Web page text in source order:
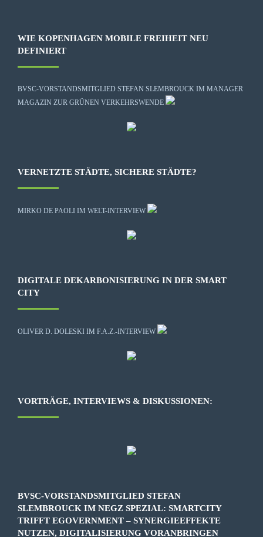
WIE KOPENHAGEN MOBILE FREIHEIT NEU
DEFINIERT
BVSC-VORSTANDSMITGLIED STEFAN SLEMBROUCK IM MANAGER
MAGAZIN ZUR GRÜNEN VERKEHRSWENDE
VERNETZTE STÄDTE, SICHERE STÄDTE?
MIRKO DE PAOLI IM WELT-INTERVIEW
DIGITALE DEKARBONISIERUNG IN DER SMART
CITY
OLIVER D. DOLESKI IM F.A.Z.-INTERVIEW
VORTRÄGE, INTERVIEWS & DISKUSSIONEN:
BVSC-VORSTANDSMITGLIED STEFAN
SLEMBROUCK IM NEGZ SPEZIAL: SMARTCITY
TRIFFT EGOVERNMENT – SYNERGIEEFFEKTE
NUTZEN, DIGITALISIERUNG VORANBRINGEN